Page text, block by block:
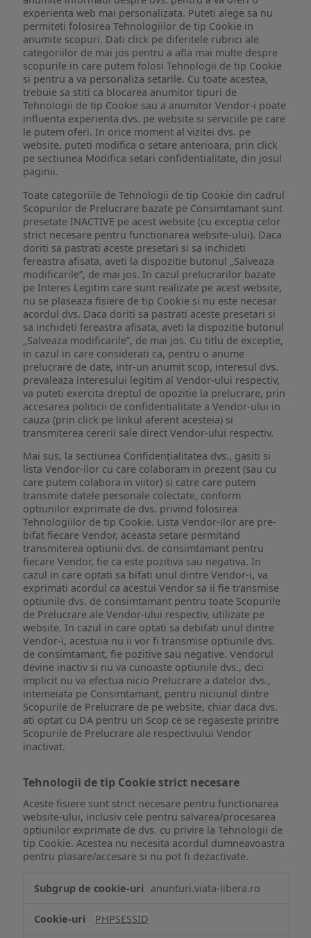
experienta web mai personalizata. Puteti alege sa nu
permiteti folosirea Tehnologiilor de tip Cookie in
anumite scopuri. Dati click pe diferitele rubrici ale
categoriilor de mai jos pentru a afla mai multe despre
scopurile in care putem folosi Tehnologii de tip Cookie
si pentru a va personaliza setarile. Cu toate acestea,
trebuie sa stiti ca blocarea anumitor tipuri de
Tehnologii de tip Cookie sau a anumitor Vendor-i poate
influenta experienta dvs. pe website si serviciile pe care
le putem oferi. In orice moment al vizitei dvs. pe
website, puteti modifica o setare anterioara, prin click
pe sectiunea Modifica setari confidentialitate, din josul
paginii.
Toate categoriile de Tehnologii de tip Cookie din cadrul
Scopurilor de Prelucrare bazate pe Consimtamant sunt
presetate INACTIVE pe acest website (cu exceptia celor
strict necesare pentru functionarea website-ului). Daca
doriti sa pastrati aceste presetari si sa inchideti
fereastra afisata, aveti la dispozitie butonul „Salveaza
modificarile”, de mai jos. In cazul prelucrarilor bazate
pe Interes Legitim care sunt realizate pe acest website,
nu se plaseaza fisiere de tip Cookie si nu este necesar
acordul dvs. Daca doriti sa pastrati aceste presetari si
sa inchideti fereastra afisata, aveti la dispozitie butonul
„Salveaza modificarile”, de mai jos. Cu titlu de exceptie,
in cazul in care considerati ca, pentru o anume
prelucrare de date, intr-un anumit scop, interesul dvs.
prevaleaza interesului legitim al Vendor-ului respectiv,
va puteti exercita dreptul de opozitie la prelucrare, prin
accesarea politicii de confidentialitate a Vendor-ului in
cauza (prin click pe linkul aferent acesteia) si
transmiterea cererii sale direct Vendor-ului respectiv.
Mai sus, la sectiunea Confidențialitatea dvs., gasiti si
lista Vendor-ilor cu care colaboram in prezent (sau cu
care putem colabora in viitor) si catre care putem
transmite datele personale colectate, conform
optiunilor exprimate de dvs. privind folosirea
Tehnologiilor de tip Cookie. Lista Vendor-ilor are pre-
bifat fiecare Vendor, aceasta setare permitand
transmiterea optiunii dvs. de consimtamant pentru
fiecare Vendor, fie ca este pozitiva sau negativa. In
cazul in care optati sa bifati unul dintre Vendor-i, va
exprimati acordul ca acestui Vendor sa ii fie transmise
optiunile dvs. de consimtamant pentru toate Scopurile
de Prelucrare ale Vendor-ului respectiv, utilizate pe
website. In cazul in care optati sa debifati unul dintre
Vendor-i, acestuia nu ii vor fi transmise optiunile dvs.
de consimtamant, fie pozitive sau negative. Vendorul
devine inactiv si nu va cunoaste optiunile dvs., deci
implicit nu va efectua nicio Prelucrare a datelor dvs.,
intemeiata pe Consimtamant, pentru niciunul dintre
Scopurile de Prelucrare de pe website, chiar daca dvs.
ati optat cu DA pentru un Scop ce se regaseste printre
Scopurile de Prelucrare ale respectivului Vendor
inactivat.
Tehnologii de tip Cookie strict necesare
Aceste fisiere sunt strict necesare pentru functionarea
website-ului, inclusiv cele pentru salvarea/procesarea
optiunilor exprimate de dvs. cu privire la Tehnologii de
tip Cookie. Acestea nu necesita acordul dumneavoastra
pentru plasare/accesare si nu pot fi dezactivate.
de
Cookie
anunturi.viata-libera.ro
PHPSESSID